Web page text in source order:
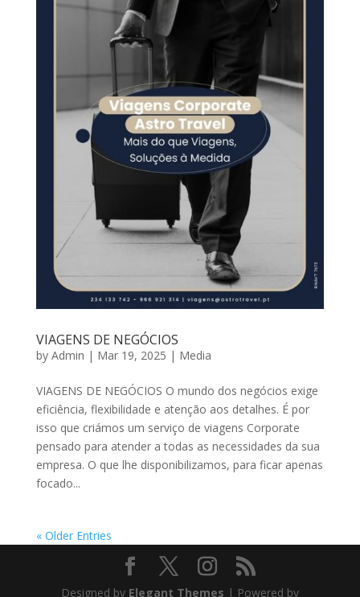
VIAGENS DE NEGÓCIOS
by Admin | Mar 19, 2025 | Media
VIAGENS DE NEGÓCIOS O mundo dos negócios exige
eficiência, flexibilidade e atenção aos detalhes. É por
isso que criámos um serviço de viagens Corporate
pensado para atender a todas as necessidades da sua
empresa. O que lhe disponibilizamos, para ficar apenas
focado...
« Older Entries
Designed by Elegant Themes | Powered by